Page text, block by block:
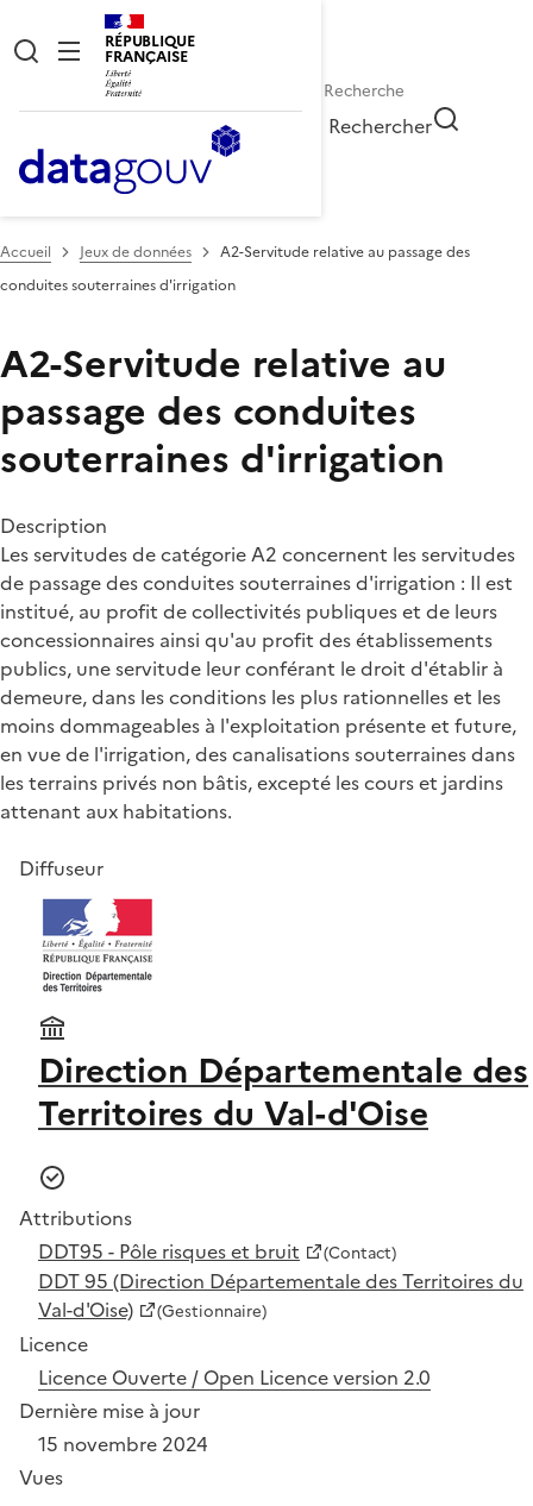
RÉPUBLIQUE
FRANÇAISE
Rechercher
Accueil Jeux de données
A2-Servitude relative au passage des
conduites souterraines d'irrigation
A2-Servitude relative au
passage des conduites
souterraines d'irrigation
Description
Les servitudes de catégorie A2 concernent les servitudes
de passage des conduites souterraines d'irrigation : Il est
institué, au profit de collectivités publiques et de leurs
concessionnaires ainsi qu'au profit des établissements
publics, une servitude leur conférant le droit d'établir à
demeure, dans les conditions les plus rationnelles et les
moins dommageables à l'exploitation présente et future,
en vue de l'irrigation, des canalisations souterraines dans
les terrains privés non bâtis, excepté les cours et jardins
attenant aux habitations.
Diffuseur
Direction Départementale des
Territoires du Val-d'Oise
Attributions
DDT95 - Pôle risques et bruit
(Contact)
DDT 95 (Direction Départementale des Territoires du
Val-d'Oise)
(Gestionnaire)
Licence
Licence Ouverte / Open Licence version 2.0
Dernière mise à jour
15 novembre 2024
Vues